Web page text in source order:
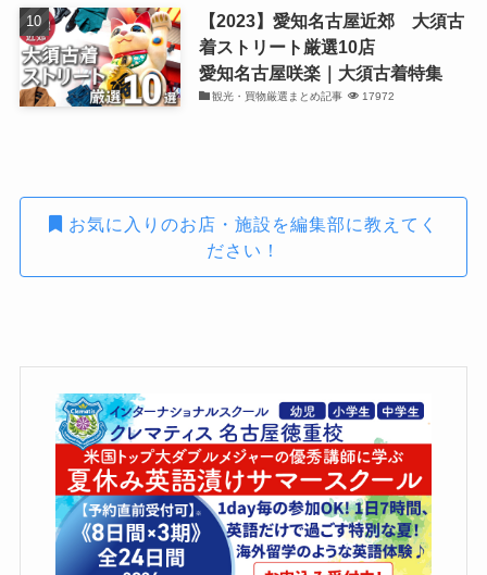
【2023】愛知名古屋近郊 大須古
着ストリート厳選10店
愛知名古屋咲楽｜大須古着特集
観光・買物厳選まとめ記事 17972
お気に入りのお店・施設を編集部に教えてく
ださい！